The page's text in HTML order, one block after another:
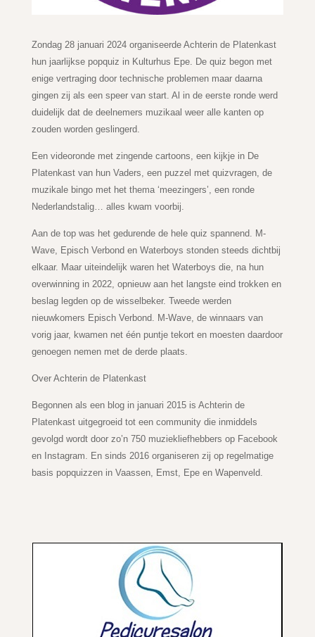
Zondag 28 januari 2024 organiseerde Achterin de Platenkast
hun jaarlijkse popquiz in Kulturhus Epe. De quiz begon met
enige vertraging door technische problemen maar daarna
gingen zij als een speer van start. Al in de eerste ronde werd
duidelijk dat de deelnemers muzikaal weer alle kanten op
zouden worden geslingerd.
Een videoronde met zingende cartoons, een kijkje in De
Platenkast van hun Vaders, een puzzel met quizvragen, de
muzikale bingo met het thema ‘meezingers’, een ronde
Nederlandstalig… alles kwam voorbij.
Aan de top was het gedurende de hele quiz spannend. M-
Wave, Episch Verbond en Waterboys stonden steeds dichtbij
elkaar. Maar uiteindelijk waren het Waterboys die, na hun
overwinning in 2022, opnieuw aan het langste eind trokken en
beslag legden op de wisselbeker. Tweede werden
nieuwkomers Episch Verbond. M-Wave, de winnaars van
vorig jaar, kwamen net één puntje tekort en moesten daardoor
genoegen nemen met de derde plaats.
Over Achterin de Platenkast
Begonnen als een blog in januari 2015 is Achterin de
Platenkast uitgegroeid tot een community die inmiddels
gevolgd wordt door zo’n 750 muziekliefhebbers op Facebook
en Instagram. En sinds 2016 organiseren zij op regelmatige
basis popquizzen in Vaassen, Emst, Epe en Wapenveld.